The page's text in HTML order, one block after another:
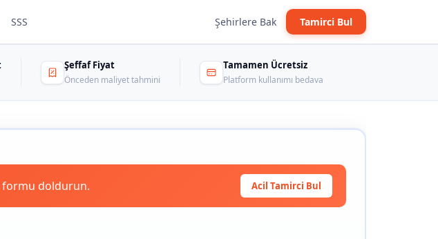
SSS Şehirlere Bak Tamirci Bul
Şeffaf Fiyat
Önceden maliyet tahmini
Tamamen Ücretsiz
Platform kullanımı bedava
doldurun. Acil Tamirci Bul